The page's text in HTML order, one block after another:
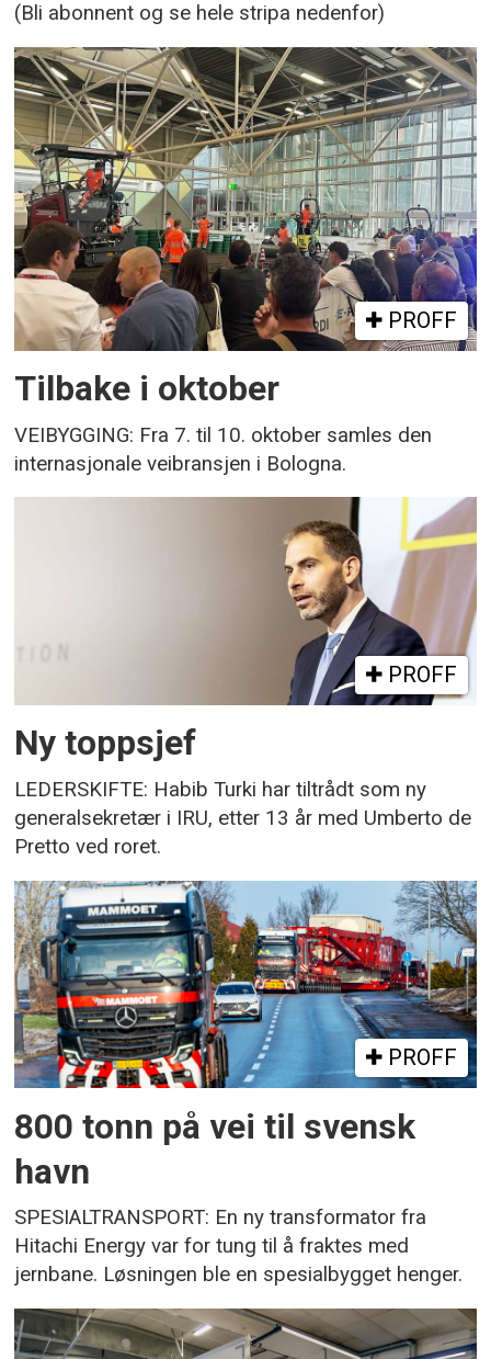
(Bli abonnent og se hele stripa nedenfor)
PROFF
Tilbake i oktober
VEIBYGGING: Fra 7. til 10. oktober samles den
internasjonale veibransjen i Bologna.
PROFF
Ny toppsjef
LEDERSKIFTE: Habib Turki har tiltrådt som ny
generalsekretær i IRU, etter 13 år med Umberto de
Pretto ved roret.
PROFF
800 tonn på vei til svensk
havn
SPESIALTRANSPORT: En ny transformator fra
Hitachi Energy var for tung til å fraktes med
jernbane. Løsningen ble en spesialbygget henger.